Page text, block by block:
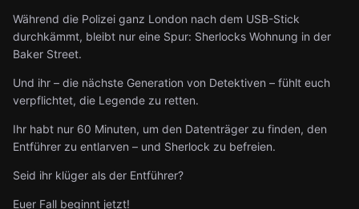
Während die Polizei ganz London nach dem USB-Stick
durchkämmt, bleibt nur eine Spur: Sherlocks Wohnung in der
Baker Street.
Und ihr – die nächste Generation von Detektiven – fühlt euch
verpflichtet, die Legende zu retten.
Ihr habt nur 60 Minuten, um den Datenträger zu finden, den
Entführer zu entlarven – und Sherlock zu befreien.
Seid ihr klüger als der Entführer?
Euer Fall beginnt jetzt!